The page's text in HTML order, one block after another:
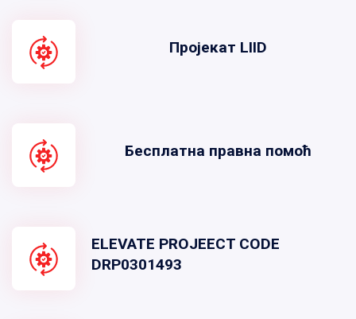
Пројекат LIID
Бесплатна правна помоћ
ELEVATE PROJEECT CODE
DRP0301493